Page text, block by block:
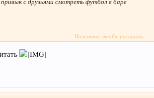
с друзьями ходить на хоккей
на рыбалку
Нажмите, чтобы раскрыть...